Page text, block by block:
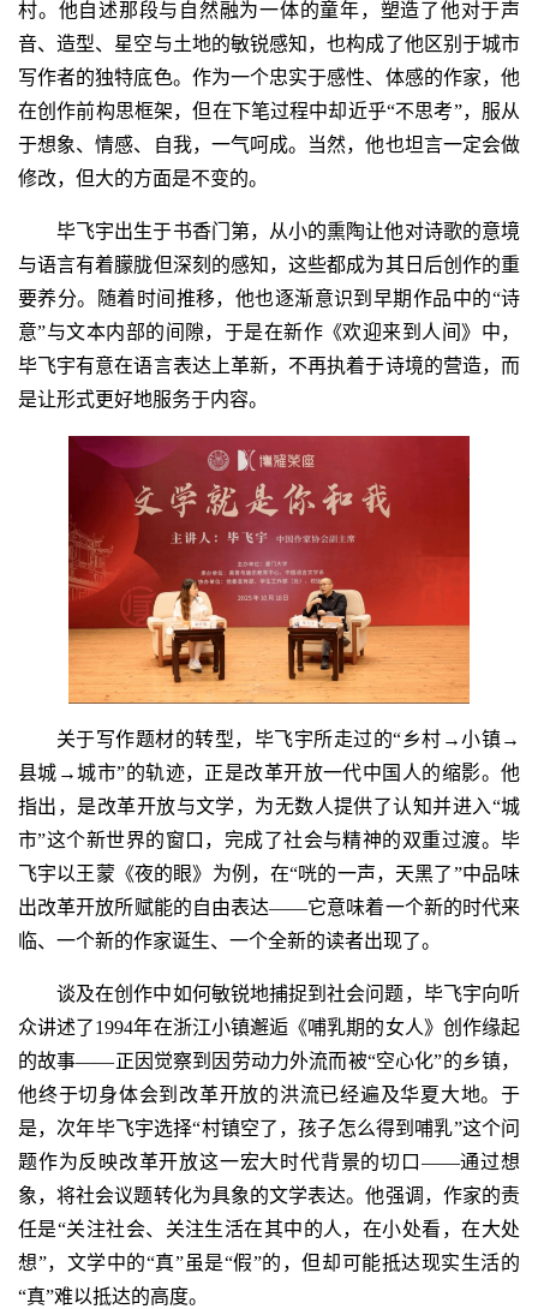
村。他自述那段与自然融为一体的童年，塑造了他对于声
音、造型、星空与土地的敏锐感知，也构成了他区别于城市
写作者的独特底色。作为一个忠实于感性、体感的作家，他
在创作前构思框架，但在下笔过程中却近乎“不思考”，服从
于想象、情感、自我，一气呵成。当然，他也坦言一定会做
修改，但大的方面是不变的。
毕飞宇出生于书香门第，从小的熏陶让他对诗歌的意境
与语言有着朦胧但深刻的感知，这些都成为其日后创作的重
要养分。随着时间推移，他也逐渐意识到早期作品中的“诗
意”与文本内部的间隙，于是在新作《欢迎来到人间》中，
毕飞宇有意在语言表达上革新，不再执着于诗境的营造，而
是让形式更好地服务于内容。
关于写作题材的转型，毕飞宇所走过的“乡村→小镇→
县城→城市”的轨迹，正是改革开放一代中国人的缩影。他
指出，是改革开放与文学，为无数人提供了认知并进入“城
市”这个新世界的窗口，完成了社会与精神的双重过渡。毕
飞宇以王蒙《夜的眼》为例，在“咣的一声，天黑了”中品味
出改革开放所赋能的自由表达——它意味着一个新的时代来
临、一个新的作家诞生、一个全新的读者出现了。
谈及在创作中如何敏锐地捕捉到社会问题，毕飞宇向听
众讲述了1994年在浙江小镇邂逅《哺乳期的女人》创作缘起
的故事——正因觉察到因劳动力外流而被“空心化”的乡镇，
他终于切身体会到改革开放的洪流已经遍及华夏大地。于
是，次年毕飞宇选择“村镇空了，孩子怎么得到哺乳”这个问
题作为反映改革开放这一宏大时代背景的切口——通过想
象，将社会议题转化为具象的文学表达。他强调，作家的责
任是“关注社会、关注生活在其中的人，在小处看，在大处
想”，文学中的“真”虽是“假”的，但却可能抵达现实生活的
“真”难以抵达的高度。